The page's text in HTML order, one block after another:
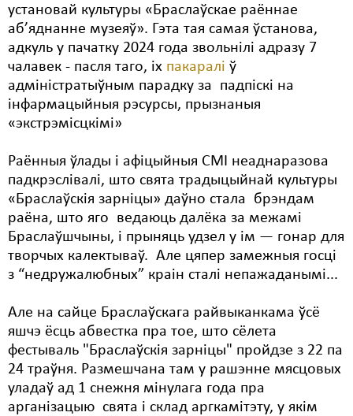
установай культуры «Браслаўскае раённае
аб’яднанне музеяў». Гэта тая самая ўстанова,
адкуль у пачатку 2024 года звольнілі адразу 7
чалавек - пасля таго, іх пакаралі ў
адміністратыўным парадку за падпіскі на
інфармацыйныя рэсурсы, прызнаныя
«экстрэмісцкімі»
Раённыя ўлады і афіцыйныя СМІ неаднаразова
падкрэслівалі, што свята традыцыйнай культуры
«Браслаўскія зарніцы» даўно стала брэндам
раёна, што яго ведаюць далёка за межамі
Браслаўшчыны, і прыняць удзел у ім — гонар для
творчых калектываў. Але цяпер замежныя госці
з “недружалюбных” краін сталі непажаданымі...
Але на сайце Браслаўскага райвыканкама ўсё
яшчэ ёсць абвестка пра тое, што сёлета
фестываль "Браслаўскія зарніцы" пройдзе з 22 па
24 траўня. Размешчана там у рашэнне мясцовых
уладаў ад 1 снежня мінулага года пра
арганізацыю свята і склад аргкамітэту, у якім